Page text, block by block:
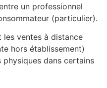
un professionnel
(particulier).
les ventes à distance
hors établissement)
physiques dans certains